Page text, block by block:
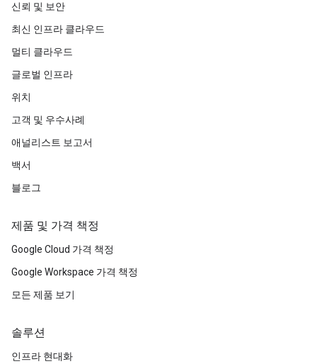
신뢰 및 보안
최신 인프라 클라우드
멀티 클라우드
글로벌 인프라
위치
고객 및 우수사례
애널리스트 보고서
백서
블로그
제품 및 가격 책정
Google Cloud 가격 책정
Google Workspace 가격 책정
모든 제품 보기
솔루션
인프라 현대화